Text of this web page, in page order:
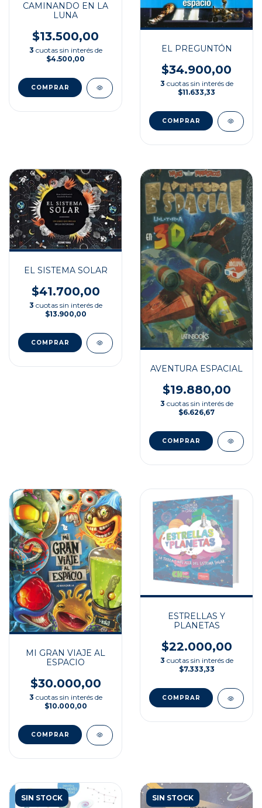
CAMINANDO EN LA
LUNA
$13.500,00
3 cuotas sin interés de
$4.500,00
EL PREGUNTÓN
$34.900,00
3 cuotas sin interés de
$11.633,33
EL SISTEMA SOLAR
$41.700,00
3 cuotas sin interés de
$13.900,00
AVENTURA ESPACIAL
$19.880,00
3 cuotas sin interés de
$6.626,67
MI GRAN VIAJE AL
ESPACIO
$30.000,00
3 cuotas sin interés de
$10.000,00
ESTRELLAS Y
PLANETAS
$22.000,00
3 cuotas sin interés de
$7.333,33
SIN STOCK SIN STOCK